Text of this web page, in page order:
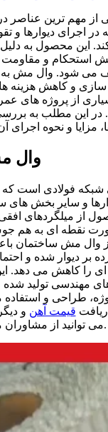
از مهم ترین عناصر
اجرای دیوارها و
این محصول به
استحکام و مقاومت
می شود. وال مش به
سازی و کاهش هزینه
از پروژه های
در این مطلب به
وال
فولادی است که
و سایر بخش های
از میلگردهای
نقطه ای به هم
از وال مش ساختمان
بر دیوار شده و
ای را کاهش می دهد.
مهندسی تولید
طراحی و
قیمت آهن و
می توانید از مشاوران ما راهنمایی بگیرید.